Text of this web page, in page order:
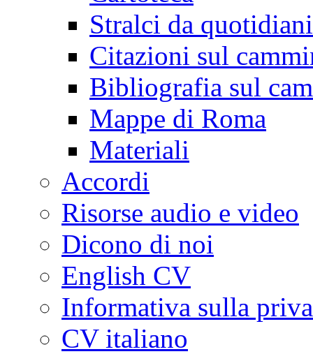
Stralci da
Citazioni sul
Bibliografia sul
Mappe di Roma
Materiali
Accordi
Risorse audio e video
Dicono di noi
English CV
Informativa sulla
CV italiano